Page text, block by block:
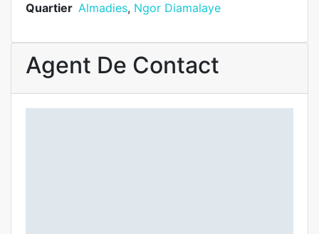
Quartier Almadies, Ngor Diamalaye
Agent De Contact